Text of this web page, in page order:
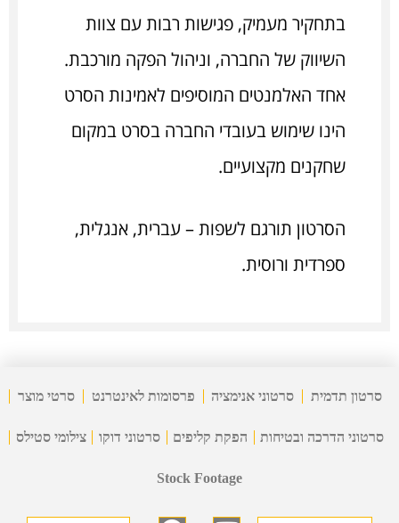
בתחקיר מעמיק, פגישות רבות עם צוות
השיווק של החברה, וניהול הפקה מורכבת.
אחד האלמנטים המוסיפים לאמינות הסרט
הינו שימוש בעובדי החברה בסרט במקום
שחקנים מקצועיים.
הסרטון תורגם לשפות – עברית, אנגלית,
ספרדית ורוסית.
סרטון תדמית סרטוני אנימציה פרסומות לאינטרנט סרטי מוצר
סרטוני הדרכה ובטיחות הפקת קליפים סרטוני דוקו צילומי סטילס
Stock Footage